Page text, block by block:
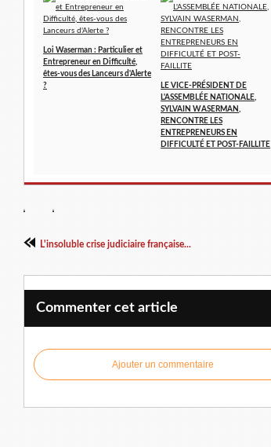
Loi Waserman : Particulier et
Entrepreneur en Difficulté,
êtes-vous des Lanceurs d'Alerte
?
LE VICE-PRÉSIDENT DE
L'ASSEMBLÉE NATIONALE,
SYLVAIN WASERMAN,
RENCONTRE LES
ENTREPRENEURS EN
DIFFICULTÉ ET POST-FAILLITE
L'insoluble crise judiciaire française...
Commenter cet article
Ajouter un commentaire